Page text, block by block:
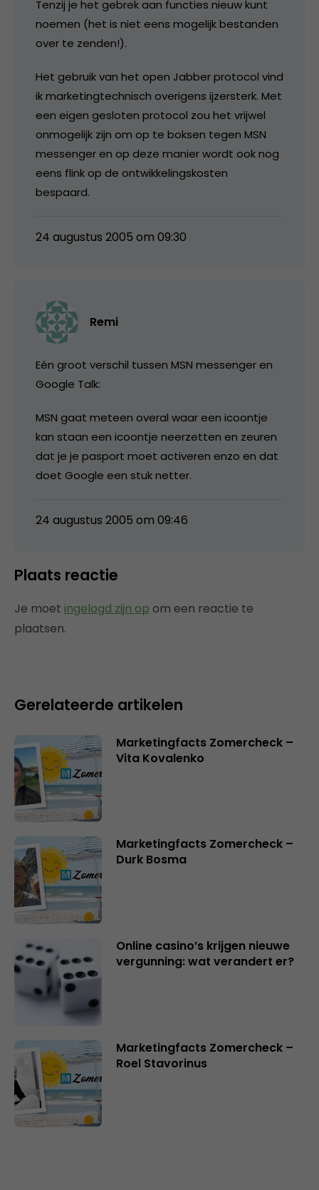
Tenzij je het gebrek aan functies nieuw kunt
noemen (het is niet eens mogelijk bestanden
over te zenden!).
Het gebruik van het open Jabber protocol vind
ik marketingtechnisch overigens ijzersterk. Met
een eigen gesloten protocol zou het vrijwel
onmogelijk zijn om op te boksen tegen MSN
messenger en op deze manier wordt ook nog
eens flink op de ontwikkelingskosten
bespaard.
24 augustus 2005 om 09:30
Remi
Eén groot verschil tussen MSN messenger en
Google Talk:
MSN gaat meteen overal waar een icoontje
kan staan een icoontje neerzetten en zeuren
dat je je pasport moet activeren enzo en dat
doet Google een stuk netter.
24 augustus 2005 om 09:46
Plaats reactie
Je moet ingelogd zijn op om een reactie te
plaatsen.
Gerelateerde artikelen
Marketingfacts Zomercheck –
Vita Kovalenko
Marketingfacts Zomercheck –
Durk Bosma
Online casino’s krijgen nieuwe
vergunning: wat verandert er?
Marketingfacts Zomercheck –
Roel Stavorinus